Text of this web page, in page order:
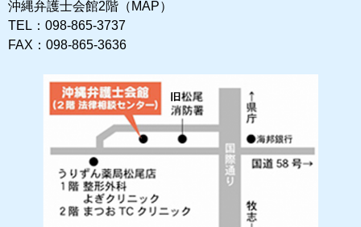
沖縄弁護士会館2階（MAP）
TEL：098-865-3737
FAX：098-865-3636